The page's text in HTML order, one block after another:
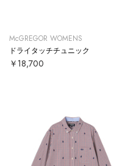
McGREGOR WOMENS
ドライタッチチュニック
￥18,700